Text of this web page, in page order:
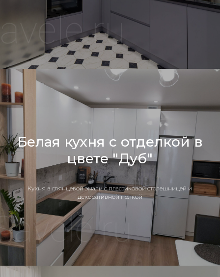
Белая кухня с отделкой в
цвете "Дуб"
Кухня в глянцевой эмали с пластиковой столешницей и
декоративной полкой